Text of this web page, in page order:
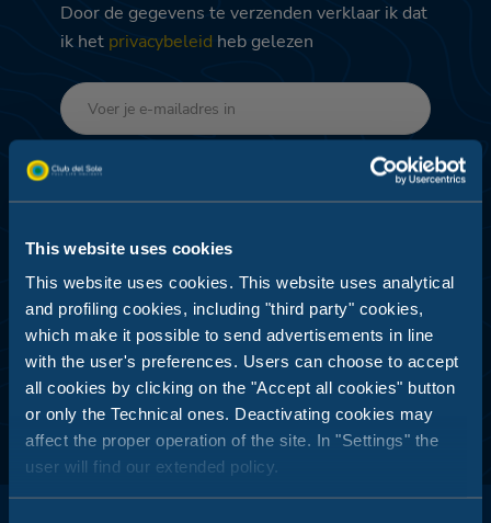
This website uses cookies
This website uses cookies. This website uses analytical
and profiling cookies, including "third party" cookies,
which make it possible to send advertisements in line
with the user's preferences. Users can choose to accept
all cookies by clicking on the "Accept all cookies" button
or only the Technical ones. Deactivating cookies may
affect the proper operation of the site. In "Settings" the
user will find our extended policy.
Door de gegevens te verzenden verklaar ik dat
ik het privacybeleid heb gelezen
TOEGEWIJDE PROMO'S -
Ik ga akkoord